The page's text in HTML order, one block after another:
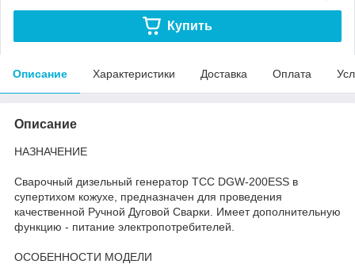
Купить
Описание Характеристики Доставка Оплата
Описание
НАЗНАЧЕНИЕ
Сварочный дизельный генератор ТСС DGW-200ESS в
супертихом кожухе, предназначен для проведения
качественной Ручной Дуговой Сварки. Имеет дополнительную
функцию - питание электропотребителей.
ОСОБЕННОСТИ МОДЕЛИ